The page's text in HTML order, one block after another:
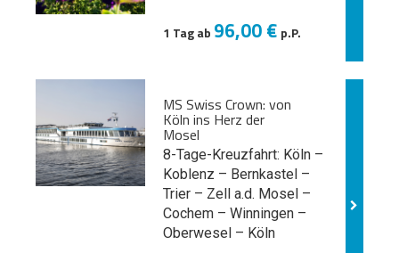
1 Tag ab 96,00 € p.P.
MS Swiss Crown: von
Köln ins Herz der
Mosel
8-Tage-Kreuzfahrt: Köln –
Koblenz – Bernkastel –
Trier – Zell a.d. Mosel –
Cochem – Winningen –
Oberwesel – Köln